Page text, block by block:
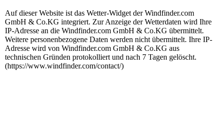
Auf dieser Website ist das Wetter-Widget der Windfinder.com
GmbH & Co.KG integriert. Zur Anzeige der Wetterdaten wird Ihre
IP-Adresse an die Windfinder.com GmbH & Co.KG übermittelt.
Weitere personenbezogene Daten werden nicht übermittelt. Ihre IP-
Adresse wird von Windfinder.com GmbH & Co.KG aus
technischen Gründen protokolliert und nach 7 Tagen gelöscht.
(https://www.windfinder.com/contact/)